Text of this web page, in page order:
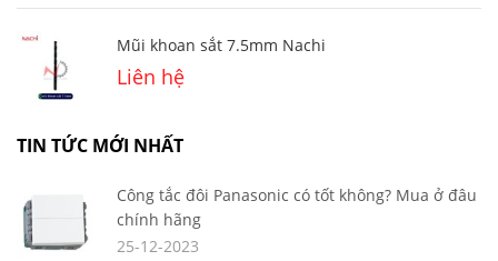
Mũi khoan sắt 7.5mm Nachi
Liên hệ
TIN TỨC MỚI NHẤT
Công tắc đôi Panasonic có tốt không? Mua ở đâu
chính hãng
25-12-2023